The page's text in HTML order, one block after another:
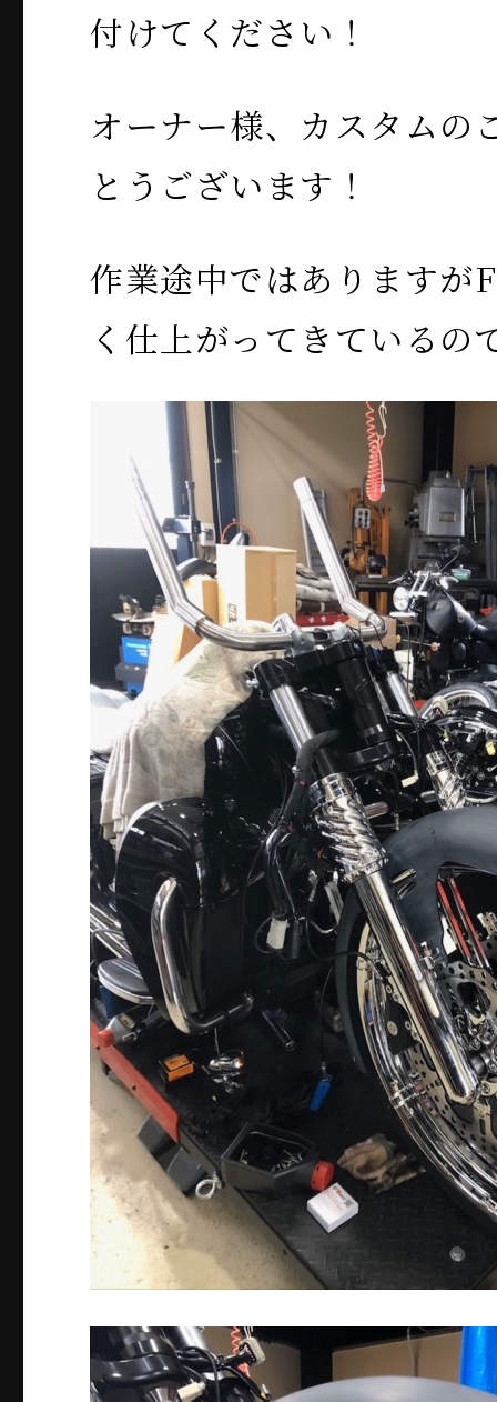
付けてください！
オーナー様、カスタムの
とうございます！
作業途中ではあります
く仕上がってきているの